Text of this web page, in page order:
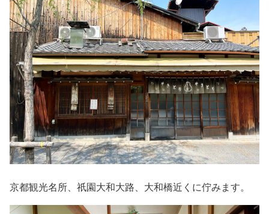
京都観光名所、祇園大和大路、大和橋近くに佇みます。